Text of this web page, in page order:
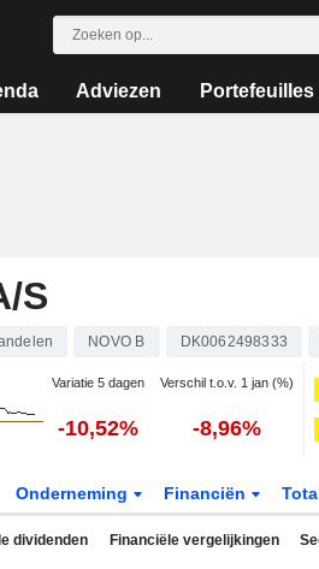
Adviezen Portefeuilles
S
NOVO B DK0062498333
Variatie 5 dagen Verschil t.o.v. 1 jan (%)
-10,52% -8,96%
Onderneming Financiën
dividenden Financiële vergelijkingen